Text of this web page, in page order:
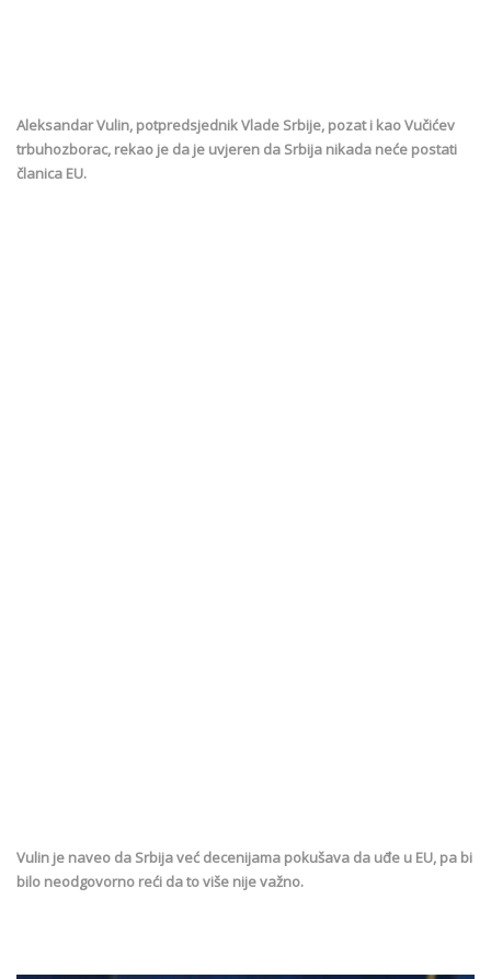
Aleksandar Vulin, potpredsjednik Vlade Srbije, pozat i kao Vučićev
trbuhozborac, rekao je da je uvjeren da Srbija nikada neće postati
članica EU.
Vulin je naveo da Srbija već decenijama pokušava da uđe u EU, pa bi
bilo neodgovorno reći da to više nije važno.